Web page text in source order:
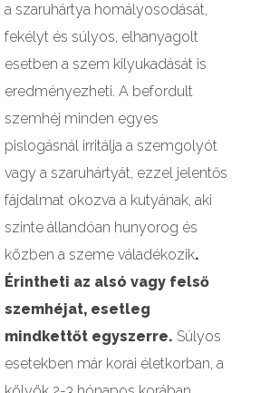
a szaruhártya homályosodását,
fekélyt és súlyos, elhanyagolt
esetben a szem kilyukadását is
eredményezheti. A befordult
szemhéj minden egyes
pislogásnál irritálja a szemgolyót
vagy a szaruhártyát, ezzel jelentős
fájdalmat okozva a kutyának, aki
szinte állandóan hunyorog és
közben a szeme váladékozik.
Érintheti az alsó vagy felső
szemhéjat, esetleg
mindkettőt egyszerre. Súlyos
esetekben már korai életkorban, a